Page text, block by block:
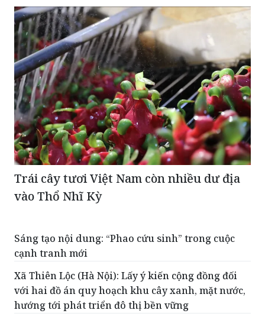
Trái cây tươi Việt Nam còn nhiều dư địa
vào Thổ Nhĩ Kỳ
Sáng tạo nội dung: “Phao cứu sinh” trong cuộc
cạnh tranh mới
Xã Thiên Lộc (Hà Nội): Lấy ý kiến cộng đồng đối
với hai đồ án quy hoạch khu cây xanh, mặt nước,
hướng tới phát triển đô thị bền vững